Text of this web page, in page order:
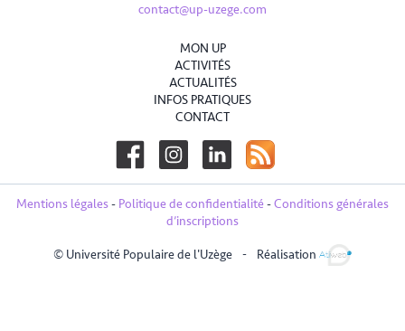
contact@up-uzege.com
MON UP
ACTIVITÉS
ACTUALITÉS
INFOS PRATIQUES
CONTACT
Mentions légales- Politique de confidentialité-Conditions générales
d’inscriptions
© Université Populaire de l'Uzège - Réalisation